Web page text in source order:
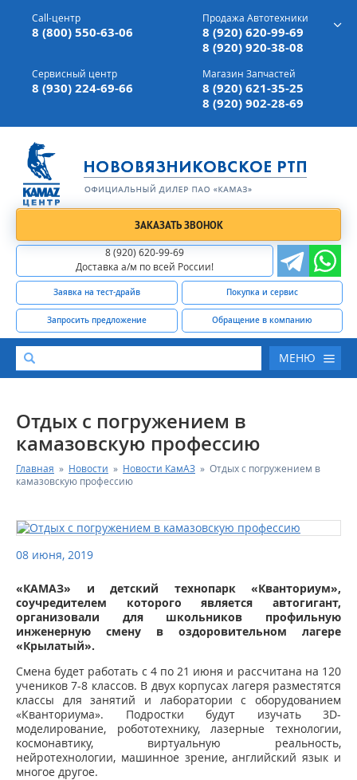
г. Вязники,ул. Механизаторов, д 90
Доставка а/м,по всей России
Call-центр
8 (800) 550-63-06
Продажа Автотехники
8 (920) 620-99-69
8 (920) 920-38-08
Сервисный центр
8 (930) 224-69-66
Магазин Запчастей
8 (920) 621-35-25
8 (920) 902-28-69
ЗАКАЗАТЬ ЗВОНОК
8 (920) 620-99-69
Доставка а/м по всей России!
Заявка на тест-драйв Покупка и сервис
Запросить предложение Обращение в компанию
МЕНЮ
КАТАЛОГ АВТОТЕХНИКИ
ЗАПАСНЫЕ ЧАСТИ
ФИНАНСОВЫЙ СЕРВИС
КОНТАКТНАЯ ИНФОРМАЦИЯ
Отдых с погружением в
камазовскую профессию
Главная » Новости » Новости КамАЗ » Отдых с погружением в
камазовскую профессию
08 июня, 2019
«КАМАЗ» и детский технопарк «Кванториум»,
соучредителем которого является автогигант,
организовали для школьников профильную
инженерную смену в оздоровительном лагере
«Крылатый».
Смена будет работать с 4 по 21 июня и рассчитана на 120
учеников 7-8 классов. В двух корпусах лагеря разместятся
классы для занятий и лаборатории с оборудованием
«Кванториума». Подростки будут изучать 3D-
моделирование, робототехнику, лазерные технологии,
космонавтику, виртуальную реальность,
нейротехнологии, машинное зрение, английский язык и
многое другое.